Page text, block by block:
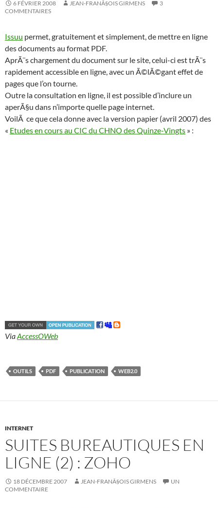
6 FÉVRIER 2008 JEAN-FRANÃ§OIS GIRMENS
3
COMMENTAIRES
Issuu permet, gratuitement et simplement, de mettre en ligne
des documents au format PDF.
AprÃ¨s chargement du document sur le site, celui-ci est trÃ¨s
rapidement accessible en ligne, avec un Ã©lÃ©gant effet de
pages que l’on tourne.
Outre la consultation en ligne, il est possible d’inclure un
aperÃ§u dans n’importe quelle page internet.
VoilÃ ce que cela donne avec la version papier (avril 2007) des
« Etudes en cours au CIC du CHNO des Quinze-Vingts » :
ViaAccessOWeb
OUTILS PDF PUBLICATION WEB2.0
INTERNET
SUITES BUREAUTIQUES EN
LIGNE (2) : ZOHO
18 DÉCEMBRE 2007 JEAN-FRANÃ§OIS GIRMENS
UN
COMMENTAIRE